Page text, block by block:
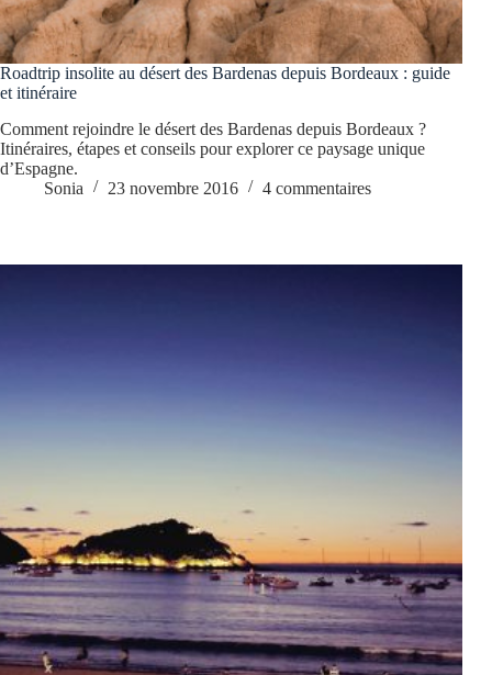
Roadtrip insolite au désert des Bardenas depuis Bordeaux : guide
et itinéraire
Comment rejoindre le désert des Bardenas depuis Bordeaux ?
Itinéraires, étapes et conseils pour explorer ce paysage unique
d’Espagne.
Sonia
23 novembre 2016 4 commentaires